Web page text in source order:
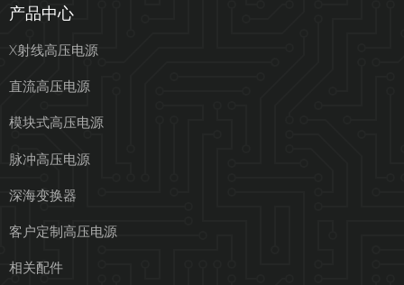
产品中心
X射线高压电源
直流高压电源
模块式高压电源
脉冲高压电源
深海变换器
客户定制高压电源
相关配件